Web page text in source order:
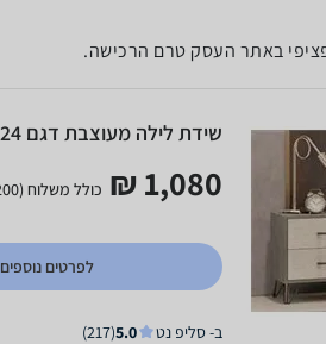
באתר העסק טרם הרכישה.
שידת לילה מעוצבת דגם GR-224
1,080 ₪ כולל משלוח (200 ₪)
לפרטים נוספים
ב- סליפ נט 5.0
(217)